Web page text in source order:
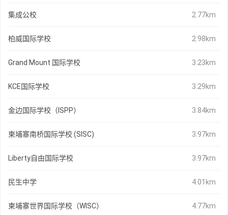
集成公校 2.77km
柏威国际学校 2.98km
Grand Mount 国际学校 3.23km
KCE国际学校 3.29km
金边国际学校（ISPP） 3.84km
柬埔寨南桥国际学校 (SISC) 3.97km
Liberty自由国际学校 3.97km
民生中学 4.01km
柬埔寨世界国际学校（WISC） 4.77km